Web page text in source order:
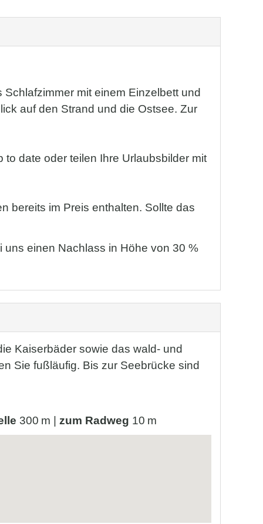
mit einem Einzelbett und
auf den Strand und die Ostsee. Zur
date oder teilen Ihre Urlaubsbilder mit
bereits im Preis enthalten. Sollte das
uns einen Nachlass in Höhe von 30 %
Kaiserbäder sowie das wald- und
Sie fußläufig. Bis zur Seebrücke sind
300 m | zum Radweg 10 m